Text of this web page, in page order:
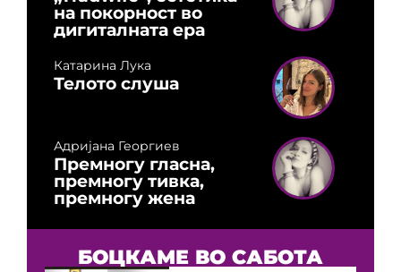
на покорност во
дигиталната ера
Катарина Лука
Телото слуша
Адријана Георгиев
Премногу гласна,
премногу тивка,
премногу жена
БОЦКАМЕ ВО САБОТА